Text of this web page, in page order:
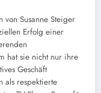
von Susanne Steiger
Erfolg einer
hat sie nicht nur ihre
Geschäft
als respektierte